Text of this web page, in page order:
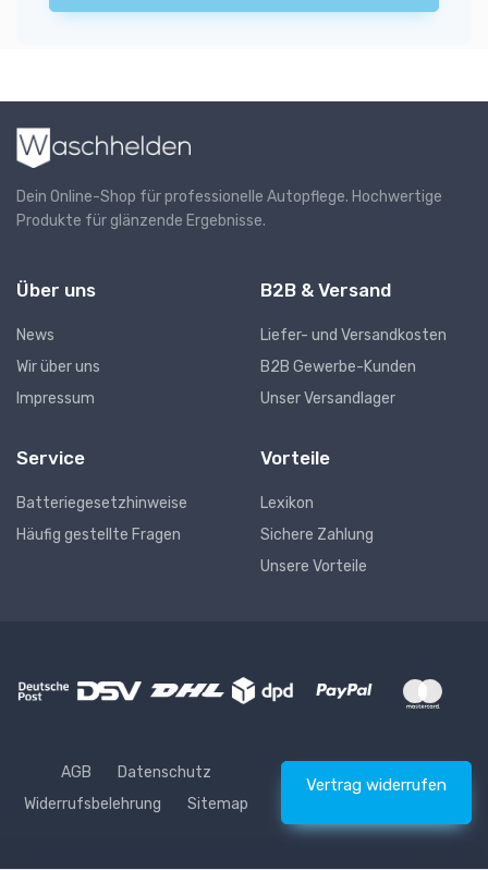
Dein Online-Shop für professionelle Autopflege. Hochwertige
Produkte für glänzende Ergebnisse.
Über uns
News
Wir über uns
Impressum
B2B & Versand
Liefer- und Versandkosten
B2B Gewerbe-Kunden
Unser Versandlager
Service
Batteriegesetzhinweise
Häufig gestellte Fragen
Vorteile
Lexikon
Sichere Zahlung
Unsere Vorteile
AGB
Datenschutz
Widerrufsbelehrung
Sitemap
Vertrag widerrufen